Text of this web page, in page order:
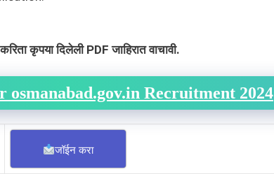
कृपया दिलेली PDF जाहिरात वाचावी.
Recruitment 2024
जॉईन करा